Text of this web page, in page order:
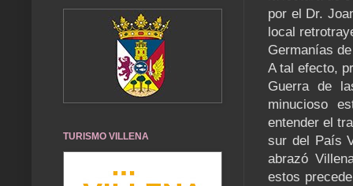
por el Dr.
local
Germanías
A tal efecto,
Guerra de
minucioso
entender el
sur del País
abrazó
estos
TURISMO VILLENA